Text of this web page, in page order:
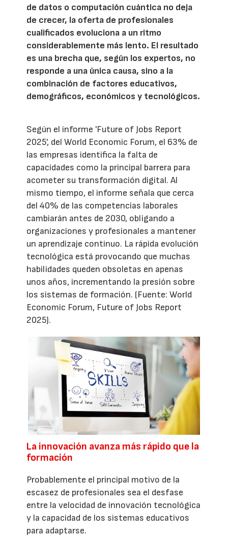
de datos o computación cuántica no deja
de crecer, la oferta de profesionales
cualificados evoluciona a un ritmo
considerablemente más lento. El resultado
es una brecha que, según los expertos, no
responde a una única causa, sino a la
combinación de factores educativos,
demográficos, económicos y tecnológicos.
Según el informe 'Future of Jobs Report
2025', del World Economic Forum, el 63% de
las empresas identifica la falta de
capacidades como la principal barrera para
acometer su transformación digital. Al
mismo tiempo, el informe señala que cerca
del 40% de las competencias laborales
cambiarán antes de 2030, obligando a
organizaciones y profesionales a mantener
un aprendizaje continuo. La rápida evolución
tecnológica está provocando que muchas
habilidades queden obsoletas en apenas
unos años, incrementando la presión sobre
los sistemas de formación. (Fuente: World
Economic Forum, Future of Jobs Report
2025).
La innovación avanza más rápido que la
formación
Probablemente el principal motivo de la
escasez de profesionales sea el desfase
entre la velocidad de innovación tecnológica
y la capacidad de los sistemas educativos
para adaptarse.